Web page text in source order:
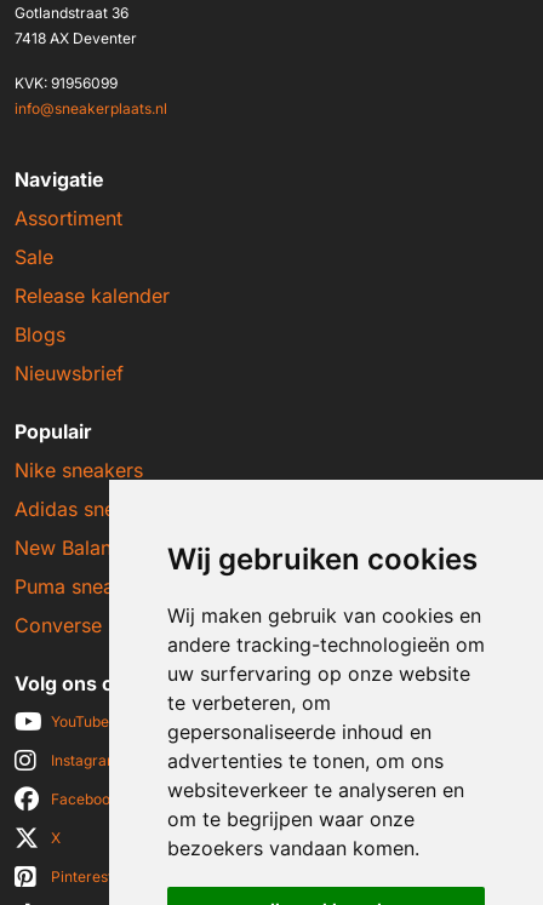
Wij gebruiken cookies
Wij maken gebruik van cookies en
andere tracking-technologieën om
uw surfervaring op onze website
te verbeteren, om
gepersonaliseerde inhoud en
advertenties te tonen, om ons
websiteverkeer te analyseren en
om te begrijpen waar onze
bezoekers vandaan komen.
Gotlandstraat 36
7418 AX Deventer
KVK: 91956099
info@sneakerplaats.nl
Navigatie
Assortiment
Sale
Release kalender
Blogs
Nieuwsbrief
Populair
Nike sneakers
Adidas sneakers
New Balance sneakers
Puma sneakers
Converse sneakers
Volg ons op social media
YouTube
Instagram
Facebook
X
Pinterest